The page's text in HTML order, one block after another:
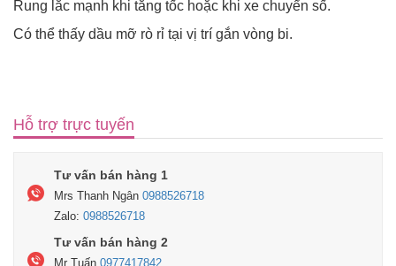
Rung lắc mạnh khi tăng tốc hoặc khi xe chuyển số.
Có thể thấy dầu mỡ rò rỉ tại vị trí gắn vòng bi.
Hỗ trợ trực tuyến
Tư vấn bán hàng 1
Mrs Thanh Ngân 0988526718
Zalo: 0988526718
Tư vấn bán hàng 2
Mr Tuấn 0977417842